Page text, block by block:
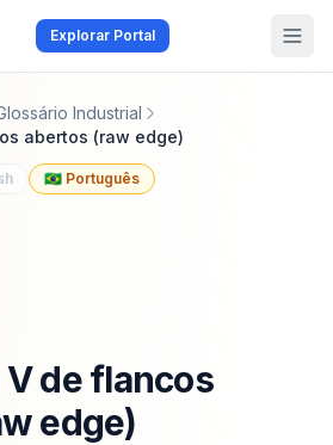
Explorar Portal
Industrial
abertos (raw edge)
🇧🇷 Português
de flancos
edge)